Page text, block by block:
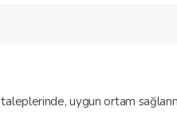
uygun ortam